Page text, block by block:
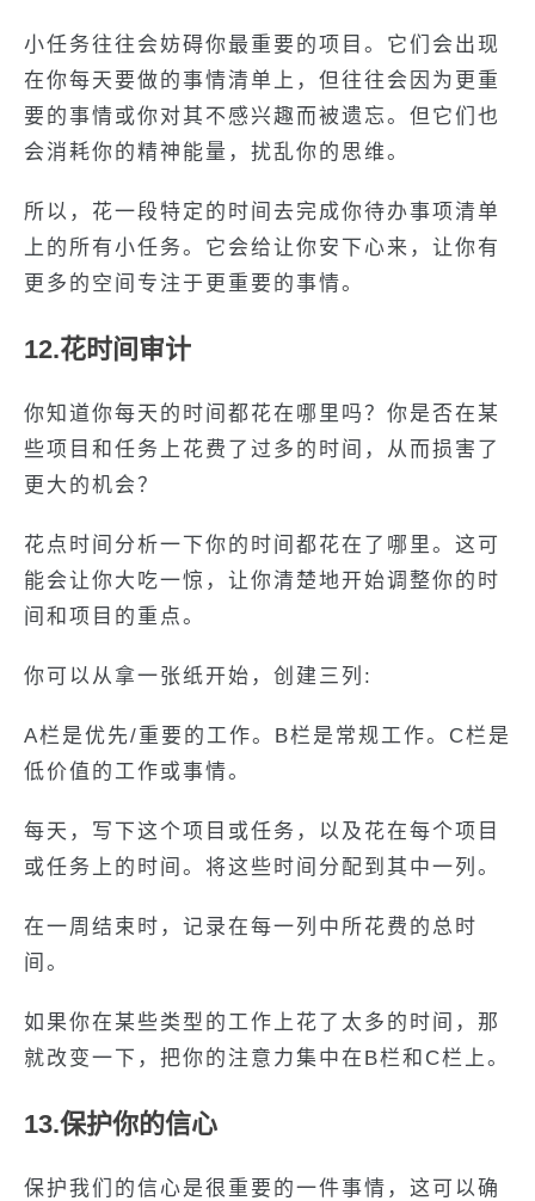
小任务往往会妨碍你最重要的项目。它们会出现
在你每天要做的事情清单上，但往往会因为更重
要的事情或你对其不感兴趣而被遗忘。但它们也
会消耗你的精神能量，扰乱你的思维。
所以，花一段特定的时间去完成你待办事项清单
上的所有小任务。它会给让你安下心来，让你有
更多的空间专注于更重要的事情。
12.花时间审计
你知道你每天的时间都花在哪里吗？你是否在某
些项目和任务上花费了过多的时间，从而损害了
更大的机会？
花点时间分析一下你的时间都花在了哪里。这可
能会让你大吃一惊，让你清楚地开始调整你的时
间和项目的重点。
你可以从拿一张纸开始，创建三列:
A栏是优先/重要的工作。B栏是常规工作。C栏是
低价值的工作或事情。
每天，写下这个项目或任务，以及花在每个项目
或任务上的时间。将这些时间分配到其中一列。
在一周结束时，记录在每一列中所花费的总时
间。
如果你在某些类型的工作上花了太多的时间，那
就改变一下，把你的注意力集中在B栏和C栏上。
13.保护你的信心
保护我们的信心是很重要的一件事情，这可以确